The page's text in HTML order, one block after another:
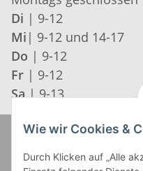
Di | 9-12
Mi | 9-12 und 14-17
Do | 9-12
Fr | 9-12
Sa | 9-13
Wie wir Cookies &
Durch Klicken auf „Alle